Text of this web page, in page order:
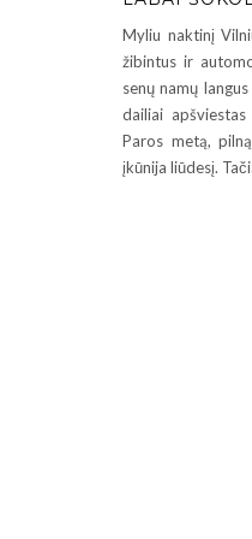
Myliu naktinį
žibintus ir
senų namų
dailiai
Paros metą,
įkūnija liūdesį.